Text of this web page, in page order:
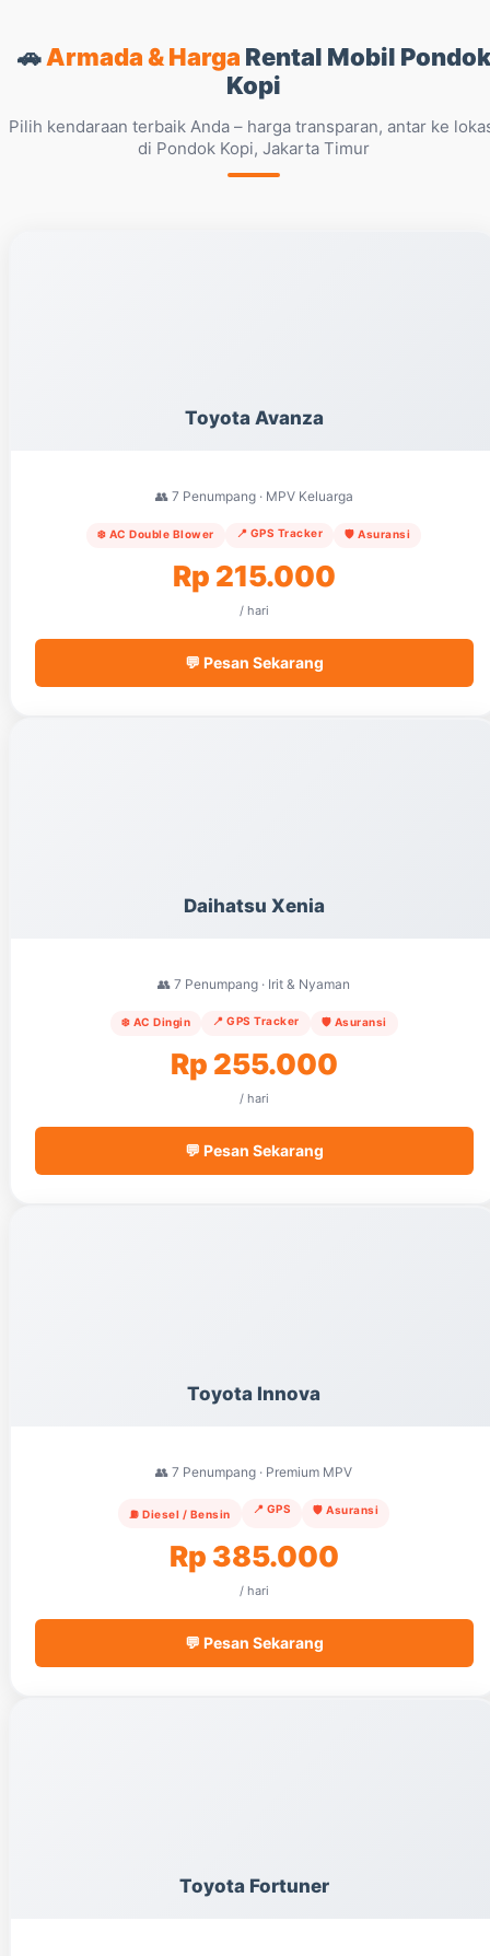
🚗Armada & Harga Rental Mobil Pondok
Kopi
Pilih kendaraan terbaik Anda – harga transparan, antar ke
di Pondok Kopi, Jakarta Timur
Toyota Avanza
👥 7 Penumpang · MPV Keluarga
❄️ AC Double Blower 📍 GPS Tracker 🛡️ Asuransi
Rp 215.000
/ hari
💬 Pesan Sekarang
Daihatsu Xenia
👥 7 Penumpang · Irit & Nyaman
❄️ AC Dingin 📍 GPS Tracker 🛡️ Asuransi
Rp 255.000
/ hari
💬 Pesan Sekarang
Toyota Innova
👥 7 Penumpang · Premium MPV
⛽ Diesel / Bensin 📍 GPS 🛡️ Asuransi
Rp 385.000
/ hari
💬 Pesan Sekarang
Toyota Fortuner